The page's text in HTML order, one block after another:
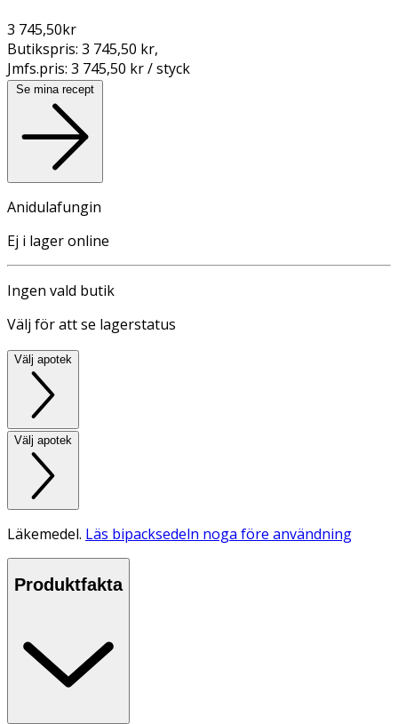
3 745,50kr
Butikspris: 3 745,50 kr,
Jmfs.pris: 3 745,50 kr / styck
Se mina recept
Anidulafungin
Ej i lager online
Ingen vald butik
Välj för att se lagerstatus
Välj apotek
Välj apotek
Läkemedel. Läs bipacksedeln noga före användning
Produktfakta